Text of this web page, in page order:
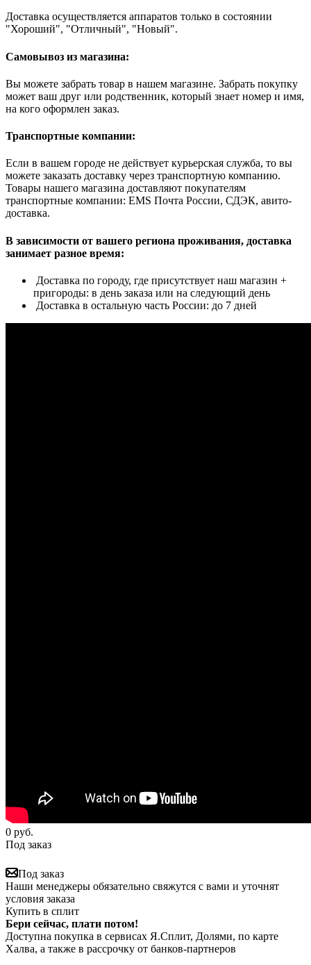
Доставка осуществляется аппаратов только в состоянии
"Хороший", "Отличный", "Новый".
Самовывоз из магазина:
Вы можете забрать товар в нашем магазине. Забрать покупку
может ваш друг или родственник, который знает номер и имя,
на кого оформлен заказ.
Транспортные компании:
Если в вашем городе не действует курьерская служба, то вы
можете заказать доставку через транспортную компанию.
Товары нашего магазина доставляют покупателям
транспортные компании: EMS Почта России, СДЭК, авито-
доставка.
В зависимости от вашего региона проживания, доставка
занимает разное время:
Доставка по городу, где присутствует наш магазин +
пригороды: в день заказа или на следующий день
Доставка в остальную часть России: до 7 дней
0 руб.
Под заказ
Под заказ
Наши менеджеры обязательно свяжутся с вами и уточнят
условия заказа
Купить в сплит
Бери сейчас, плати потом!
Доступна покупка в сервисах Я.Сплит, Долями, по карте
Халва, а также в рассрочку от банков-партнеров